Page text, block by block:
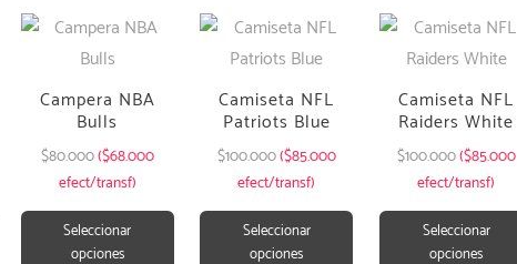
Campera NBA
Bulls
$80.000($68.000
efect/transf)
Seleccionar
opciones
Camiseta NFL
Patriots Blue
$100.000($85.000
efect/transf)
Seleccionar
opciones
Camiseta NFL
Raiders White
$100.000($85.000
efect/transf)
Seleccionar
opciones